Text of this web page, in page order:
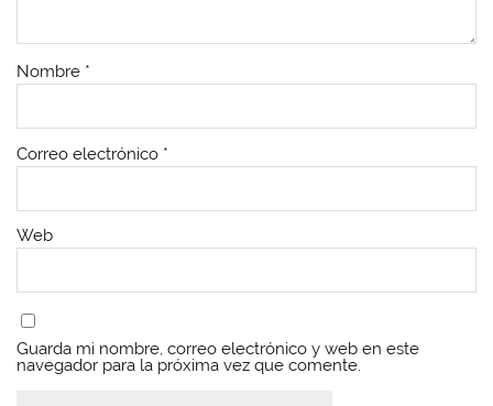
Nombre *
Correo electrónico *
Web
Guarda mi nombre, correo electrónico y web en este
navegador para la próxima vez que comente.